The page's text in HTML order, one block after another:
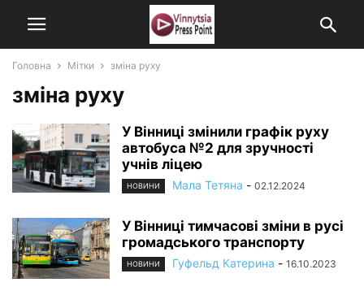
Головна Мітки зміна руху
зміна руху
У Вінниці змінили графік руху
автобуса №2 для зручності
учнів ліцею
НОВИНИ Мала Тетяна - 02.12.2024
У Вінниці тимчасові зміни в русі
громадського транспорту
НОВИНИ Гуфельд Катерина - 16.10.2023